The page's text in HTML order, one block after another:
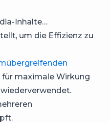
Inhalte…
um die Effizienz zu
für maximale Wirkung